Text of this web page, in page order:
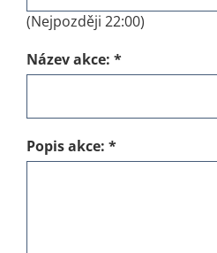
(Nejpozději 22:00)
Název akce: *
Popis akce: *